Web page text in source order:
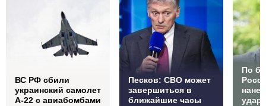
ВС РФ сбили
украинский самолет
А-22 с авиабомбами
Песков: СВО может
завершиться в
ближайшие часы
По
удар